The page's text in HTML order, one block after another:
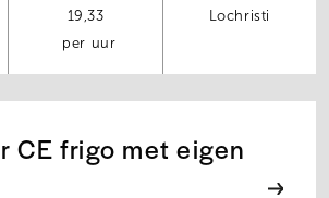
19,33
per uur
Lochristi
CE frigo met eigen